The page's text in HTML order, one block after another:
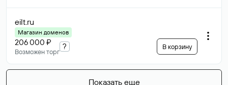
eilt.ru
Магазин доменов
206 000 ₽
Возможен торг
? В корзину
Показать еще